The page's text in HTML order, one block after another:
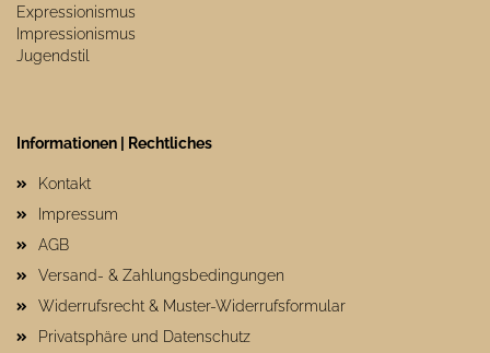
Expressionismus
Impressionismus
Jugendstil
Informationen | Rechtliches
Kontakt
Impressum
AGB
Versand- & Zahlungsbedingungen
Widerrufsrecht & Muster-Widerrufsformular
Privatsphäre und Datenschutz